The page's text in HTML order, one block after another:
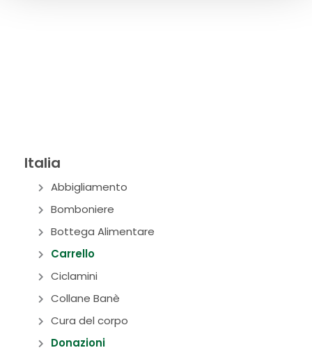
Italia
Abbigliamento
Bomboniere
Bottega Alimentare
Carrello
Ciclamini
Collane Banè
Cura del corpo
Donazioni